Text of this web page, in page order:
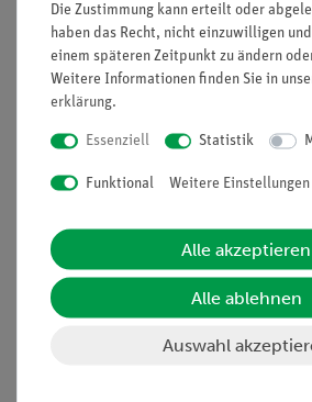
Kupferring mit Schlitz. Passend für
30 mm² Querschnitt.
Ausstattung und
Daten
Kantenlänge: 43 mm
Höhe: 10 mm
Die Zustimmung kann erteilt oder
haben das Recht, nicht einzuwilligen
einem späteren Zeitpunkt zu ändern
Weitere Informationen finden Sie in
erklärung.
Essenziell Statistik
Funktional Weitere Einstellungen
Alle akzeptieren
Alle ablehnen
Auswahl